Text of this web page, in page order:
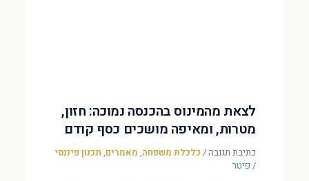
לצאת מהמינוס בהכנסה נמוכה: חזון,
מטרות, ומאיפה מושכים כסף קודם
כתיבת תגובה/ כלכלת משפחה, מאמרים, תכנון פיננסי
/ פיטר